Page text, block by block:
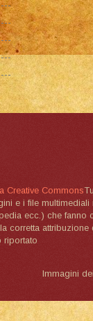
Creative Commons
e i file
ecc.) che
corretta
riportato
Immagini